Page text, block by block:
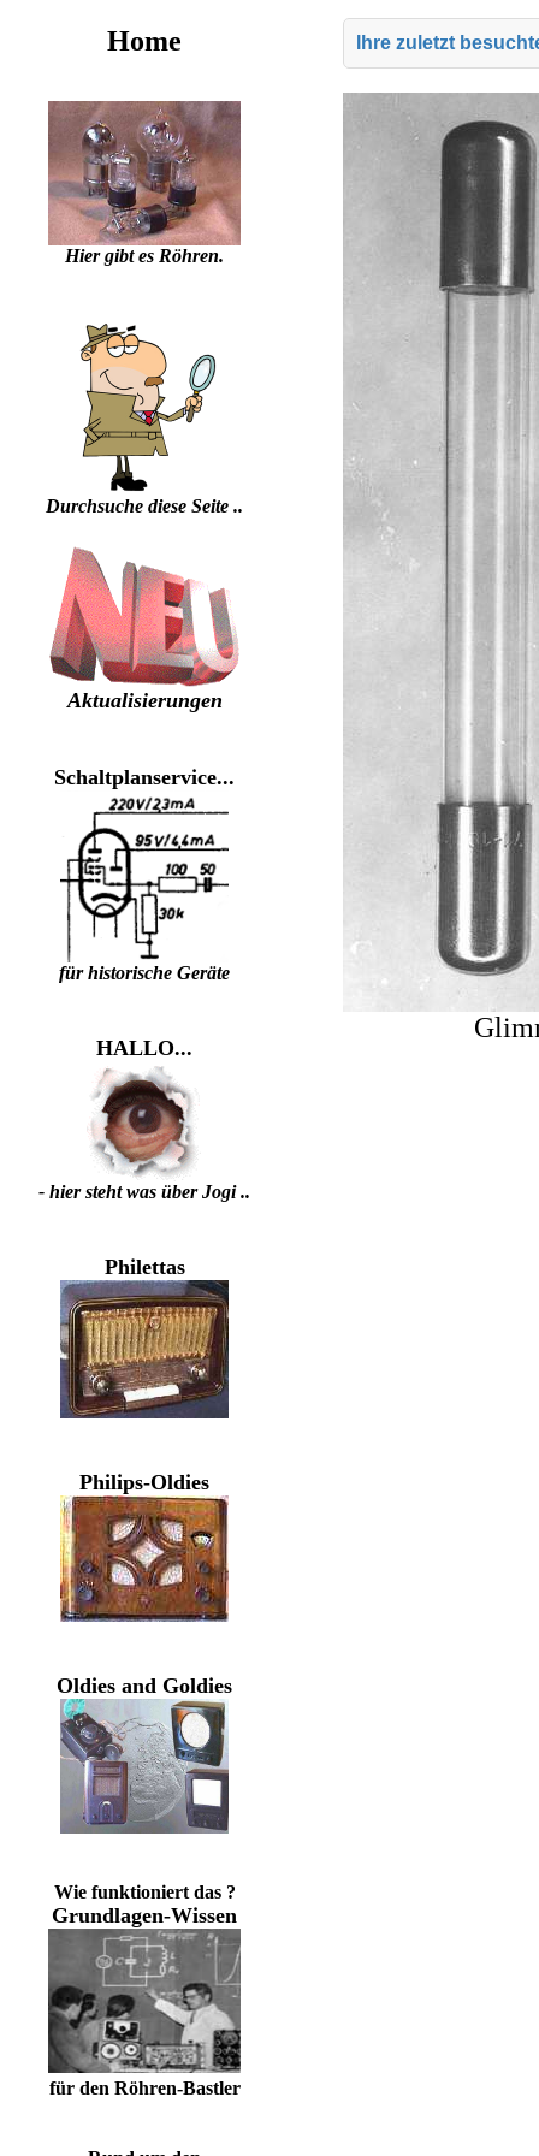
Home
Hier gibt es Röhren.
Durchsuche diese Seite ..
Aktualisierungen
Schaltplanservice...
für historische Geräte
HALLO...
- hier steht was über Jogi ..
Philettas
Philips-Oldies
Oldies and Goldies
Wie funktioniert das ?
Grundlagen-Wissen
für den Röhren-Bastler
Ihre zuletzt